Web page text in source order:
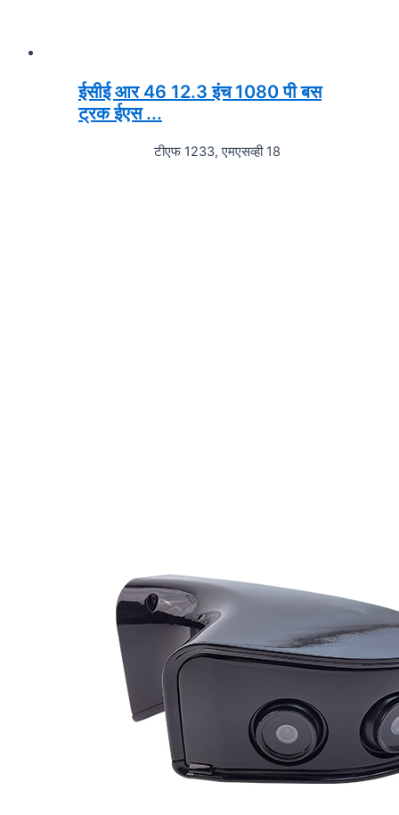
ईसीई आर 46 12.3 इंच 1080 पी बस
ट्रक ईएस ...
टीएफ 1233, एमएसव्ही 18